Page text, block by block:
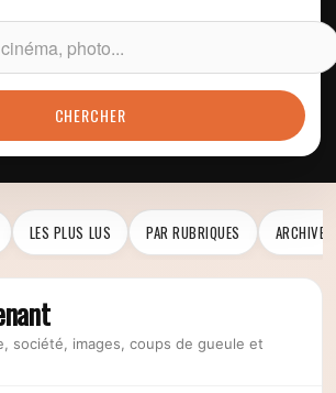
CHERCHER
LES PLUS LUS PAR RUBRIQUES
société, images, coups de gueule et